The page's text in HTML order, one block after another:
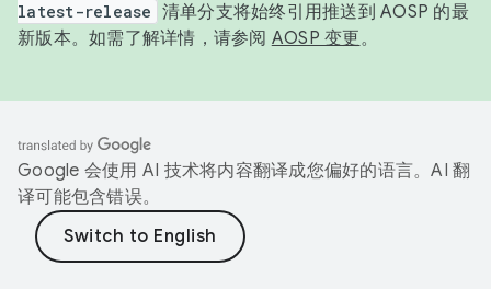
latest-release 清单分支将始终引用推送到 AOSP 的最
新版本。如需了解详情，请参阅 AOSP 变更。
Google 会使用 AI 技术将内容翻译成您偏好的语言。AI 翻
译可能包含错误。